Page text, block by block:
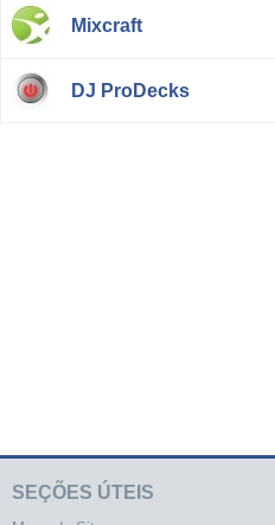
Mixcraft
DJ ProDecks
SEÇÕES ÚTEIS